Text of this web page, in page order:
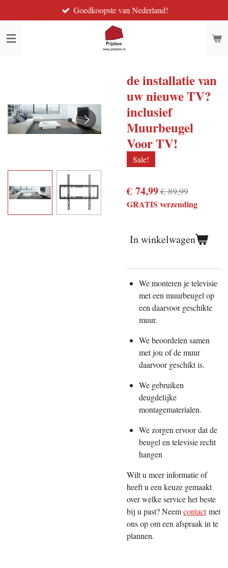
direct
naar
Goedkoopste van Nederland!
de installatie van
uw nieuwe TV?
inclusief
Muurbeugel
Voor TV!
Sale!
€ 74,99€ 89,99
GRATIS verzending
In winkelwagen
We monteren je televisie
met een muurbeugel op
een daarvoor geschikte
muur.
We beoordelen samen
met jou of de muur
daarvoor geschikt is.
We gebruiken
deugdelijke
montagematerialen.
We zorgen ervoor dat de
beugel en televisie recht
hangen
Wilt u meer informatie of
heeft u een keuze gemaakt
over welke service het beste
bij u past? Neemcontact met
ons op om een afspraak in te
plannen.